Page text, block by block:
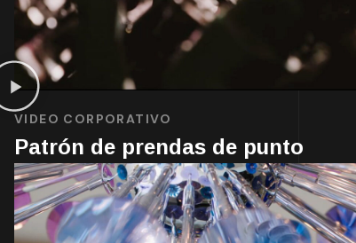
VIDEO CORPORATIVO
Patrón de prendas de punto